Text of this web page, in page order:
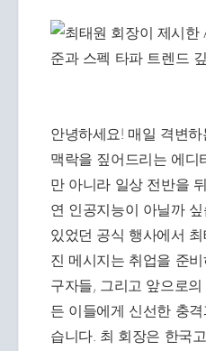
안녕하세요! 매일 격변
맥락을 짚어드리는 에디
만 아니라 일상 전반을
연 인공지능이 아닐까
있었던 공식 행사에서
진 메시지는 취업을 준
구자들, 그리고 앞으로
든 이들에게 신선한 충
습니다. 최 회장은 한국